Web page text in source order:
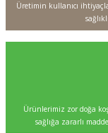
Üretimin kullanıcı
Ürünlerimiz zor doğa
sağlığa zararlı